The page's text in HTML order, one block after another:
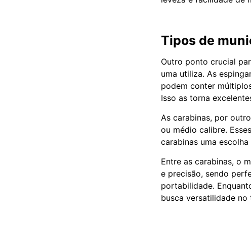
Tipos de
Outro ponto crucial
uma utiliza. As
podem conter
Isso as torna
As carabinas, por
ou médio calibre.
carabinas uma
Entre as carabinas, o
e precisão, sendo
portabilidade.
busca versatilidade no